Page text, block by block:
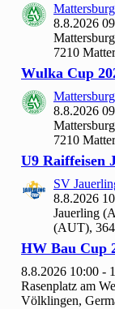
8.8.2026
7210
Wulka Cup
8.8.2026
7210
U9 Raiffeisen
SV
8.8.2026
Jauerling
(AUT),
HW Bau Cup
8.8.2026 10:00 -
Rasenplatz am
Völklingen,